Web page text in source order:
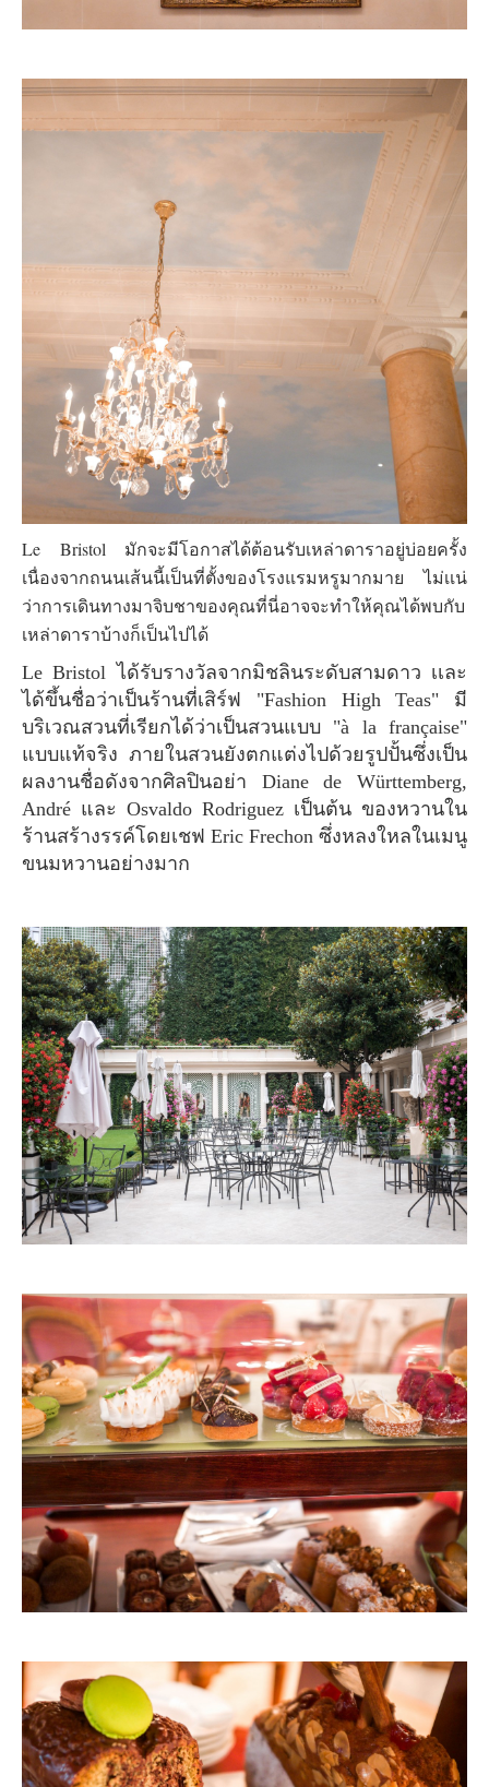
Le Bristol มักจะมีโอกาสได้ต้อนรับเหล่าดาราอยู่บ่อยครั้ง
เนื่องจากถนนเส้นนี้เป็นที่ตั้งของโรงแรมหรูมากมาย ไม่เเน่
ว่าการเดินทางมาจิบชาของคุณที่นี่อาจจะทำให้คุณได้พบกับ
เหล่าดาราบ้างก็เป็นไปได้
Le Bristol ได้รับรางวัลจากมิชลินระดับสามดาว เเละ
ได้ขึ้นชื่อว่าเป็นร้านที่เสิร์ฟ "Fashion High Teas" มี
บริเวณสวนที่เรียกได้ว่าเป็นสวนแบบ "à la française"
แบบแท้จริง ภายในสวนยังตกแต่งไปด้วยรูปปั้นซึ่งเป็น
ผลงานชื่อดังจากศิลปินอย่า Diane de Württemberg,
André และ Osvaldo Rodriguez เป็นต้น ของหวานใน
ร้านสร้างรรค์โดยเชฟ Eric Frechon ซึ่งหลงใหลในเมนู
ขนมหวานอย่างมาก